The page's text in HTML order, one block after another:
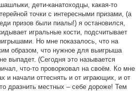
дети-канатоходцы, какая-то
точки с интересными призами, (а
призов были пиалы!) я остановился,
игральные кости, подсчитывает
Но мне показалось, что на
образом, что нужное для выигрыша
выпадет. (Сегодня это называется
что-то проворковал на своём. Ко мне
и начали оттеснять и от играющих, и от
дразнить местных – себе дороже! Тем